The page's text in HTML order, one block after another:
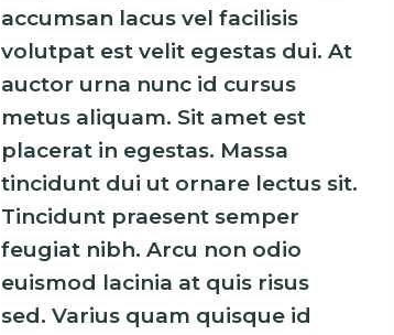
accumsan lacus vel facilisis
volutpat est velit egestas dui. At
auctor urna nunc id cursus
metus aliquam. Sit amet est
placerat in egestas. Massa
tincidunt dui ut ornare lectus sit.
Tincidunt praesent semper
feugiat nibh. Arcu non odio
euismod lacinia at quis risus
sed. Varius quam quisque id